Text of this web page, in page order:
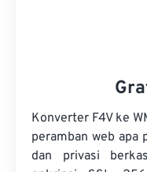
Konverter F4V ke
peramban web apa
dan privasi